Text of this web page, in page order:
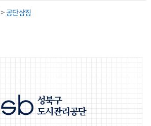
>공단상징